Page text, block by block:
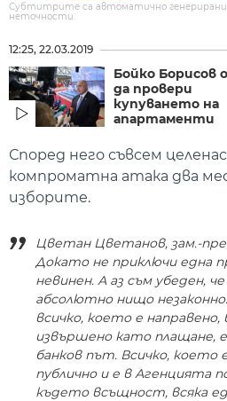
Субтитрите са автоматично
неточности.
12:25, 22.03.2019
Бойко Борисов
да провери
купуването на
апартаменти
Според него съвсем
компроматна атака два
изборите.
Цветан Цветанов, зам.-
Докато не приключи една
невинен. А аз съм убеден,
абсолютно нищо
всичко, което е направено,
извършено като плащане,
банков път. Всичко, което
публично и е в Агенцията
където всъщност, всяка